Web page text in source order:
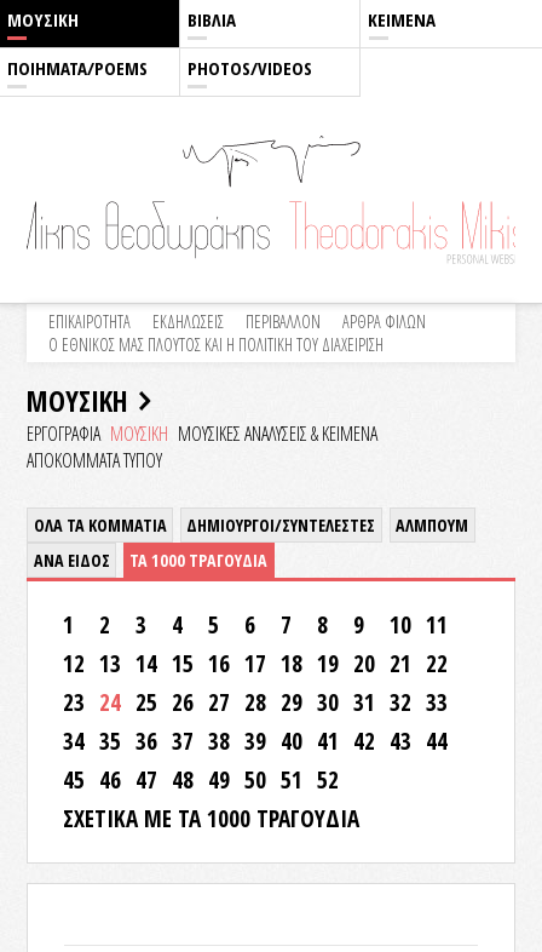
ΜΟΥΣΙΚΗ ΒΙΒΛΙΑ ΚΕΙΜΕΝΑ
ΠΟΙΗΜΑΤΑ/POEMS PHOTOS/VIDEOS
ΕΠΙΚΑΙΡΟΤΗΤΑ ΕΚΔΗΛΩΣΕΙΣ ΠΕΡΙΒΑΛΛΟΝ
ΑΡΘΡΑ ΦΙΛΩΝ
Ο ΕΘΝΙΚΟΣ ΜΑΣ ΠΛΟΥΤΟΣ ΚΑΙ Η ΠΟΛΙΤΙΚΗ ΤΟΥ ΔΙΑΧΕΙΡΙΣΗ
ΜΟΥΣΙΚΗ
ΕΡΓΟΓΡΑΦΙΑ ΜΟΥΣΙΚΗ ΜΟΥΣΙΚΕΣ ΑΝΑΛΥΣΕΙΣ & KEIMENA
ΑΠΟΚΟΜΜΑΤΑ ΤΥΠΟΥ
ΟΛΑ ΤΑ ΚΟΜΜΑΤΙΑ ΔΗΜΙΟΥΡΓΟΙ/ΣΥΝΤΕΛΕΣΤΕΣ
ΑΛΜΠΟΥΜ
ΑΝΑ ΕΙΔΟΣ
ΤΑ 1000 ΤΡΑΓΟΥΔΙΑ
1 2 3 4 5 6 7 8 9 10 11
12 13 14 15 16 17 18 19 20 21 22
23 24 25 26 27 28 29 30 31 32 33
34 35 36 37 38 39 40 41 42 43 44
45 46 47 48 49 50 51 52
ΣΧΕΤΙΚΑ ΜΕ ΤΑ 1000 ΤΡΑΓΟΥΔΙΑ